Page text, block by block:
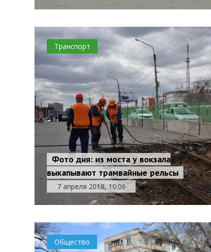
Транспорт
Фото дня: из моста у вокзала
выкапывают трамвайные рельсы
7 апреля 2018, 10:06
Общество